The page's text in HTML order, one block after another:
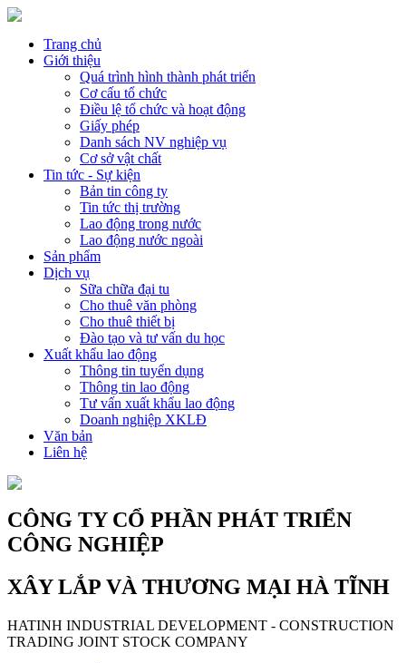
Trang chủ
Giới thiệu
Quá trình hình thành phát triển
Cơ cấu tổ chức
Điều lệ tổ chức và hoạt động
Giấy phép
Danh sách NV nghiệp vụ
Cơ sở vật chất
Tin tức - Sự kiện
Bản tin công ty
Tin tức thị trường
Lao động trong nước
Lao động nước ngoài
Sản phẩm
Dịch vụ
Sữa chữa đại tu
Cho thuê văn phòng
Cho thuê thiết bị
Đào tạo và tư vấn du học
Xuất khẩu lao động
Thông tin tuyển dụng
Thông tin lao động
Tư vấn xuất khẩu lao động
Doanh nghiệp XKLĐ
Văn bản
Liên hệ
CÔNG TY CỔ PHẦN PHÁT TRIỂN
CÔNG NGHIỆP
XÂY LẮP VÀ THƯƠNG MẠI HÀ TĨNH
HATINH INDUSTRIAL DEVELOPMENT - CONSTRUCTION
TRADING JOINT STOCK COMPANY